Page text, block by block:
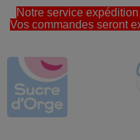
Notre service
Vos commandes seront